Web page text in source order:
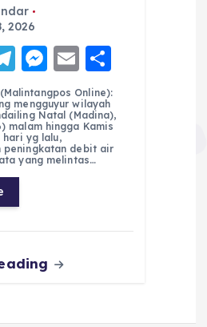
2026
T
el
e
g
r
a
m
M
e
ss
e
n
E
m
ai
l
h
a
re
Online):
mengguyur wilayah
Natal (Madina),
malam hingga Kamis
yg lalu,
peningkatan debit air
yang melintas…